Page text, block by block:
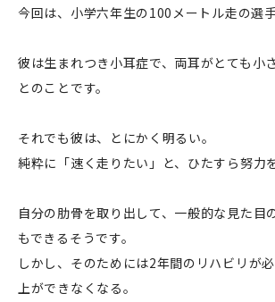
今回は、小学六年生の100メートル走の選手
彼は生まれつき小耳症で、両耳がとても小
とのことです。
それでも彼は、とにかく明るい。
純粋に「速く走りたい」と、ひたすら努力
自分の肋骨を取り出して、一般的な見た目
もできるそうです。
しかし、そのためには2年間のリハビリが
上ができなくなる。